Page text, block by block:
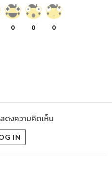
0 0 0
ดงความคิดเห็น
IN